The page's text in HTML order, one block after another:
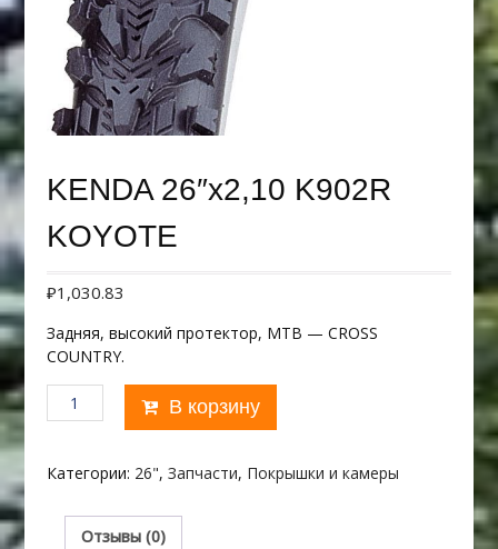
KENDA 26″х2,10 K902R
KOYOTE
₽1,030.83
Задняя, высокий протектор, MTB — CROSS
COUNTRY.
Количество
товара
26"х2,10
KOYOTE
В корзину
Категории: 26", Запчасти, Покрышки и камеры
Отзывы (0)